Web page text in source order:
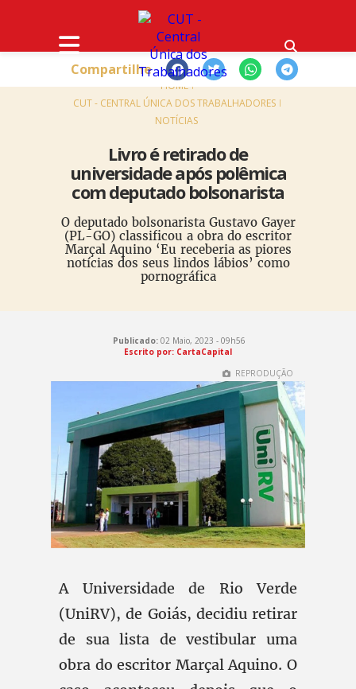
HOME
CUT - CENTRAL ÚNICA DOS TRABALHADORES
NOTÍCIAS
Livro é retirado de
universidade após polêmica
com deputado bolsonarista
O deputado bolsonarista Gustavo Gayer
(PL-GO) classificou a obra do escritor
Marçal Aquino ‘Eu receberia as piores
notícias dos seus lindos lábios’ como
pornográfica
Compartilhe
Publicado: 02 Maio, 2023 - 09h56
Escrito por: CartaCapital
REPRODUÇÃO
A Universidade de Rio Verde
(UniRV), de Goiás, decidiu retirar
de sua lista de vestibular uma
obra do escritor Marçal Aquino. O